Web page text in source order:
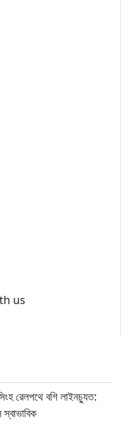
রেলপথে বগি লাইনচ্যুত: